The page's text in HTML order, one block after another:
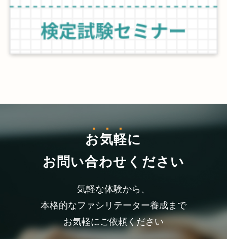
お気軽に
お問い合わせください
気軽な体験から、
本格的なファシリテーター養成まで
お気軽にご依頼ください